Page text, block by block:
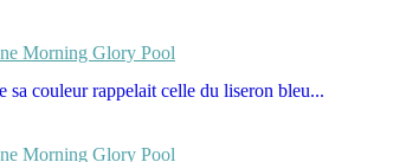
sa couleur rappelait celle du liseron bleu...